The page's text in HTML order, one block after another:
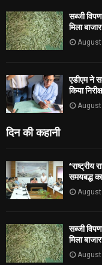
सब्जी
मिला
एडीएम ने
किया
दिन की कहानी
*राष्ट्रीय
समयबद्ध
सब्जी
मिला